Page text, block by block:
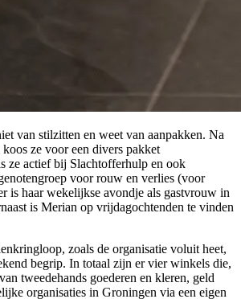
van stilzitten en weet van aanpakken. Na
ze voor een divers pakket
ze actief bij Slachtofferhulp en ook
voor rouw en verlies (voor
is haar wekelijkse avondje als gastvrouw in
is Merian op vrijdagochtenden te vinden
zoals de organisatie voluit heet,
begrip. In totaal zijn er vier winkels die,
tweedehands goederen en kleren, geld
organisaties in Groningen via een eigen